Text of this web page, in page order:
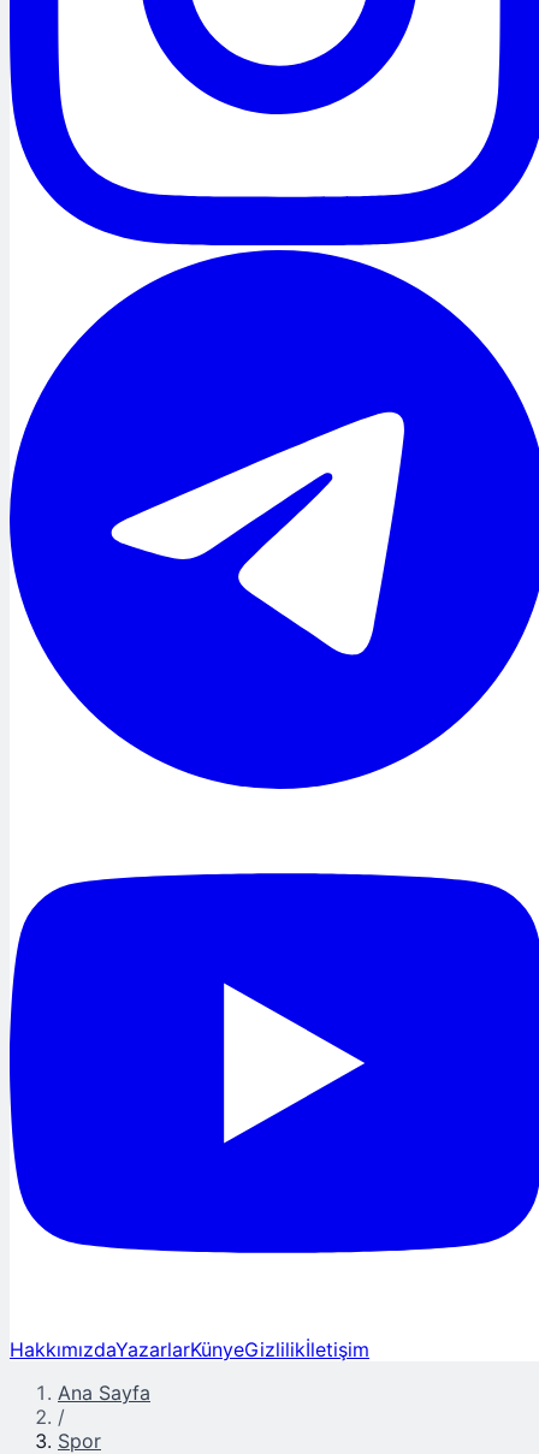
HakkımızdaYazarlarKünyeGizlilikİletişim
Ana Sayfa
/
Spor